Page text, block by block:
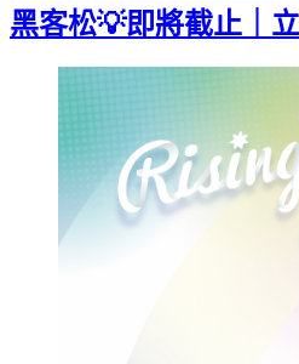
黑客松💡即將截止｜